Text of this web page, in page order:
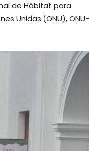
de Hábitat para
Unidas (ONU), ONU-